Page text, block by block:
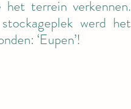
terrein verkennen.
werd het
‘Eupen’!